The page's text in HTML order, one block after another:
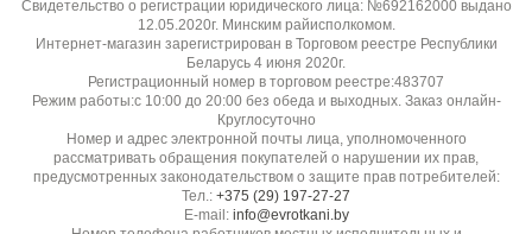
Свидетельство о регистрации юридического лица: №692162000 выдано
12.05.2020г. Минским райисполкомом.
Интернет-магазин зарегистрирован в Торговом реестре Республики
Беларусь 4 июня 2020г.
Регистрационный номер в торговом реестре:483707
Режим работы:с 10:00 до 20:00 без обеда и выходных. Заказ онлайн-
Круглосуточно
Номер и адрес электронной почты лица, уполномоченного
рассматривать обращения покупателей о нарушении их прав,
предусмотренных законодательством о защите прав потребителей:
Тел.: +375 (29) 197-27-27
E-mail: info@evrotkani.by